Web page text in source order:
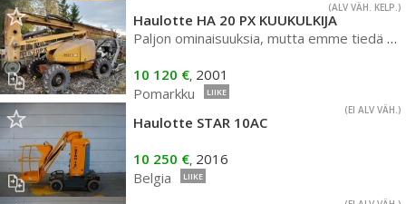
(ALV VÄH. KELP.)
Haulotte HA 20 PX KUUKULKIJA
Paljon ominaisuuksia, mutta emme tiedä toimiiko ne
10 120 €, 2001
Pomarkku
LIIKE
(EI ALV VÄH.)
Haulotte STAR 10AC
10 250 €, 2016
Belgia
LIIKE